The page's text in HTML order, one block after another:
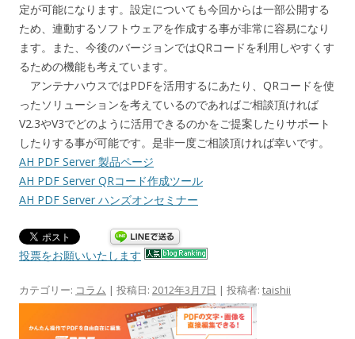
定が可能になります。設定についても今回からは一部公開する
ため、連動するソフトウェアを作成する事が非常に容易になり
ます。また、今後のバージョンではQRコードを利用しやすくす
るための機能も考えています。
アンテナハウスではPDFを活用するにあたり、QRコードを使
ったソリューションを考えているのであればご相談頂ければ
V2.3やV3でどのように活用できるのかをご提案したりサポート
したりする事が可能です。是非一度ご相談頂ければ幸いです。
AH PDF Server 製品ページ
AH PDF Server QRコード作成ツール
AH PDF Server ハンズオンセミナー
投票をお願いいたします
カテゴリー: コラム | 投稿日: 2012年3月7日 | 投稿者: taishii